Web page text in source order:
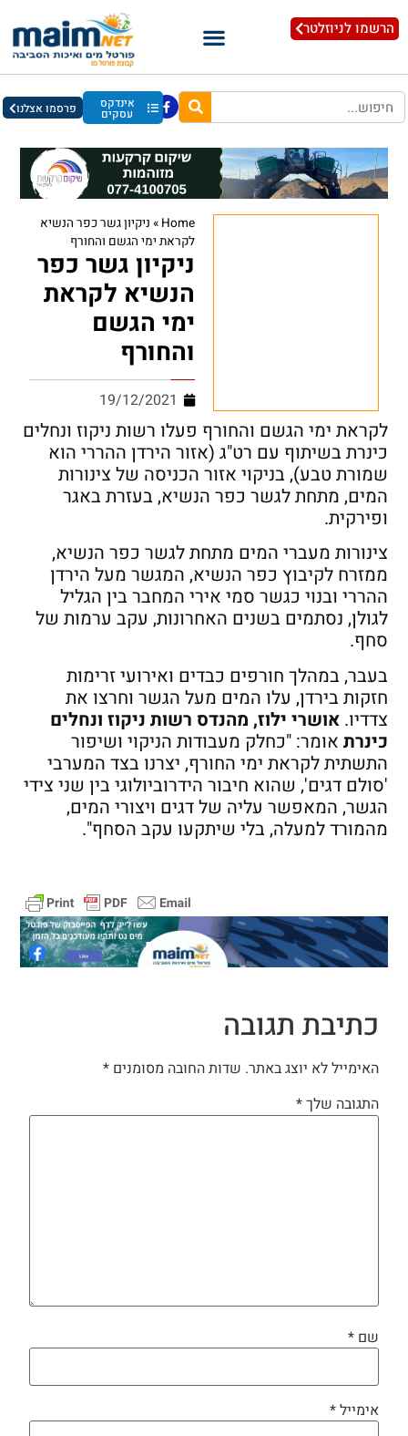
הרשמו לניוזלטר
אינדקס
עסקים פרסמו אצלנו
Home
» ניקיון גשר כפר הנשיא
לקראת ימי הגשם והחורף
ניקיון גשר כפר
הנשיא לקראת
ימי הגשם
והחורף
19/12/2021
לקראת ימי הגשם והחורף פעלו רשות ניקוז ונחלים
כינרת בשיתוף עם רט"ג (אזור הירדן ההררי הוא
שמורת טבע), בניקוי אזור הכניסה של צינורות
המים, מתחת לגשר כפר הנשיא, בעזרת באגר
ופירקית.
צינורות מעברי המים מתחת לגשר כפר הנשיא,
ממזרח לקיבוץ כפר הנשיא, המגשר מעל הירדן
ההררי ובנוי כגשר סמי אירי המחבר בין הגליל
לגולן, נסתמים בשנים האחרונות, עקב ערמות של
סחף.
בעבר, במהלך חורפים כבדים ואירועי זרימות
חזקות בירדן, עלו המים מעל הגשר וחרצו את
צדדיו. אושרי ילוז, מהנדס רשות ניקוז ונחלים
כינרתאומר: "כחלק מעבודות הניקוי ושיפור
התשתית לקראת ימי החורף, יצרנו בצד המערבי
'סולם דגים', שהוא חיבור הידרוביולוגי בין שני צידי
הגשר, המאפשר עליה של דגים ויצורי המים,
מהמורד למעלה, בלי שיתקעו עקב הסחף".
כתיבת תגובה
האימייל לא יוצג באתר. שדות החובה מסומנים *
התגובה שלך*
שם *
אימייל*